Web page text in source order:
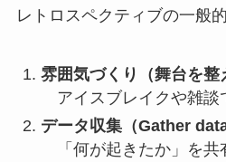
レトロスペクティブの一般
雰囲気づくり（舞台を整
アイスブレイクや雑談
データ収集（Gather data
「何が起きたか」を共